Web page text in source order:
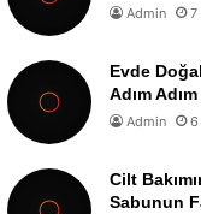
Admin 7
Evde Doğal
Adım
Admin 6
Cilt
Sabunun